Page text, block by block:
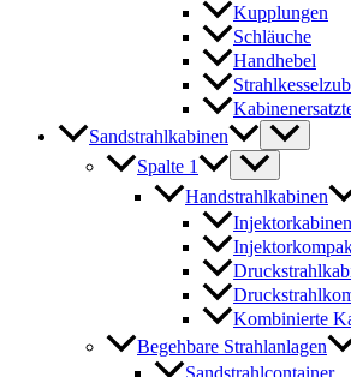
Kupplungen
Schläuche
Handhebel
Sandstrahlkabinen
Spalte 1
Handstrahlkabinen
Injektorkabinen
Kombinierte
Begehbare Strahlanlagen